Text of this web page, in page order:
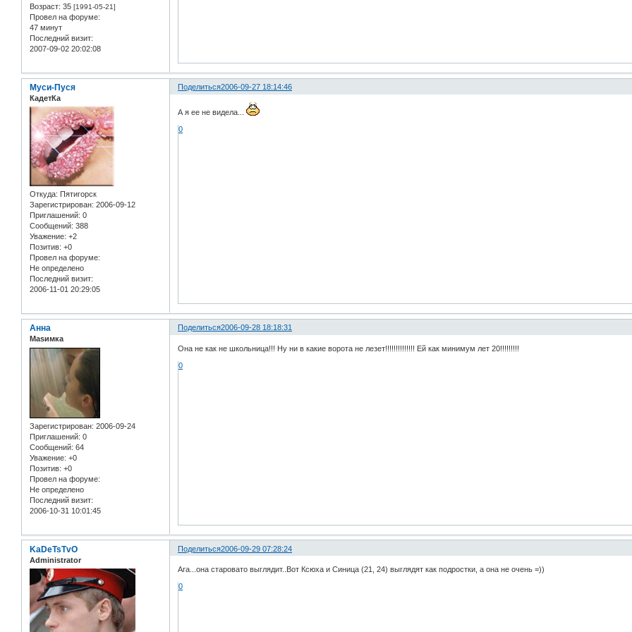
Возраст: 35 [1991-05-21]
Провел на форуме:
47 минут
Последний визит:
2007-09-02 20:02:08
Поделиться2006-09-27 18:14:46
Муси-Пуся
КадетКа
Откуда: Пятигорск
Зарегистрирован: 2006-09-12
Приглашений: 0
Сообщений: 388
Уважение: +2
Позитив: +0
Провел на форуме:
Не определено
Последний визит:
2006-11-01 20:29:05
А я ее не видела...
0
Поделиться2006-09-28 18:18:31
Анна
Маsимка
Зарегистрирован: 2006-09-24
Приглашений: 0
Сообщений: 64
Уважение: +0
Позитив: +0
Провел на форуме:
Не определено
Последний визит:
2006-10-31 10:01:45
Она не как не школьница!!! Ну ни в какие ворота не лезет!!!!!!!!!!!!!! Ей как минимум лет 20!!!!!!!!!
0
Поделиться2006-09-29 07:28:24
KaDeTsTvO
Administrator
Ага...она старовато выглядит..Вот Ксюха и Синица (21, 24) выглядят как подростки, а она не очень =))
0